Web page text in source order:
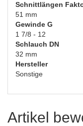
Schnittlängen
51 mm
Gewinde G
1 7/8 - 12
Schlauch DN
32 mm
Hersteller
Sonstige
Artikel